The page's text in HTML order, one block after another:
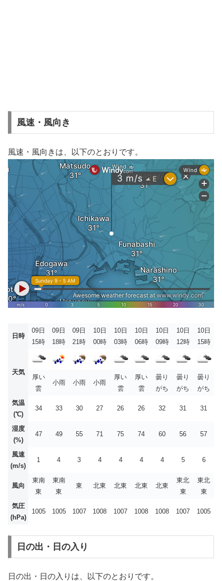
風速・風向き
風速・風向きは、以下のとおりです。
日時
09日
15時
09日
18時
09日
21時
10日
00時
10日
03時
10日
06時
10日
09時
10日
12時
10日
15時
天気
厚い
雲
小雨 小雨 小雨
厚い
雲
厚い
雲
曇り
がち
曇り
がち
曇り
がち
気温
(℃)
34 33 30 27 26 26 32 31 31
湿度
(%)
47 49 55 71 75 74 60 56 57
風速
(m/s)
1 4 3 4 4 4 4 5 6
風向
東南
東
東南
東
東 北東 北東 北東 北東
東北
東
東北
東
気圧
(hPa)
1005 1005 1007 1008 1007 1008 1008 1007 1005
日の出・日の入り
日の出・日の入りは、以下のとおりです。